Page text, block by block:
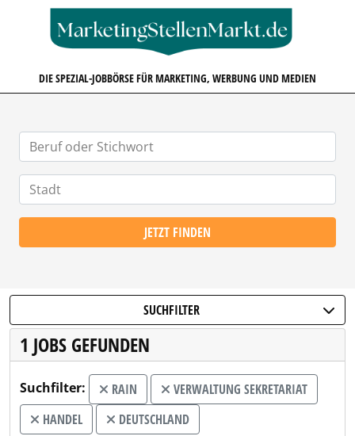
DIE SPEZIAL-JOBBÖRSE FÜR MARKETING, WERBUNG UND MEDIEN
JETZT FINDEN
SUCHFILTER
1 JOBS GEFUNDEN
Suchfilter: RAIN
VERWALTUNG SEKRETARIAT
HANDEL
DEUTSCHLAND